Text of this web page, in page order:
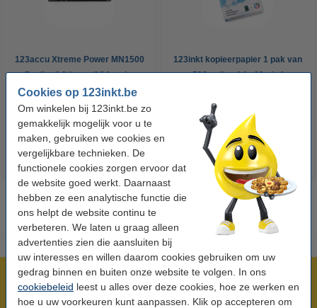
Cookies op 123inkt.be
Om winkelen bij 123inkt.be zo
gemakkelijk mogelijk voor u te
maken, gebruiken we cookies en
vergelijkbare technieken. De
functionele cookies zorgen ervoor dat
de website goed werkt. Daarnaast
hebben ze een analytische functie die
ons helpt de website continu te
verbeteren. We laten u graag alleen
advertenties zien die aansluiten bij
uw interesses en willen daarom cookies gebruiken om uw
gedrag binnen en buiten onze website te volgen. In ons
cookiebeleid leest u alles over deze cookies, hoe ze werken en
hoe u uw voorkeuren kunt aanpassen. Klik op accepteren om
123accu Xtreme Power MN1500
Penlite AA batterij 24 stuks
€ 14,95 Incl. 21% btw
123inkt kopieerpapier 1 pak van
500 vellen A4 - 80 g/m²
€ 7,25
Meer dan 5 miljoen klanten!
Voor 22.00 uur besteld, morgen in huis!